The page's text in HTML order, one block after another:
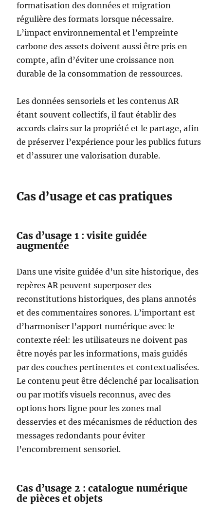
formatisation des données et migration
régulière des formats lorsque nécessaire.
L’impact environnemental et l’empreinte
carbone des assets doivent aussi être pris en
compte, afin d’éviter une croissance non
durable de la consommation de ressources.
Les données sensoriels et les contenus AR
étant souvent collectifs, il faut établir des
accords clairs sur la propriété et le partage, afin
de préserver l’expérience pour les publics futurs
et d’assurer une valorisation durable.
Cas d’usage et cas pratiques
Cas d’usage 1 : visite guidée
augmentée
Dans une visite guidée d’un site historique, des
repères AR peuvent superposer des
reconstitutions historiques, des plans annotés
et des commentaires sonores. L’important est
d’harmoniser l’apport numérique avec le
contexte réel: les utilisateurs ne doivent pas
être noyés par les informations, mais guidés
par des couches pertinentes et contextualisées.
Le contenu peut être déclenché par localisation
ou par motifs visuels reconnus, avec des
options hors ligne pour les zones mal
desservies et des mécanismes de réduction des
messages redondants pour éviter
l’encombrement sensoriel.
Cas d’usage 2 : catalogue numérique
de pièces et objets